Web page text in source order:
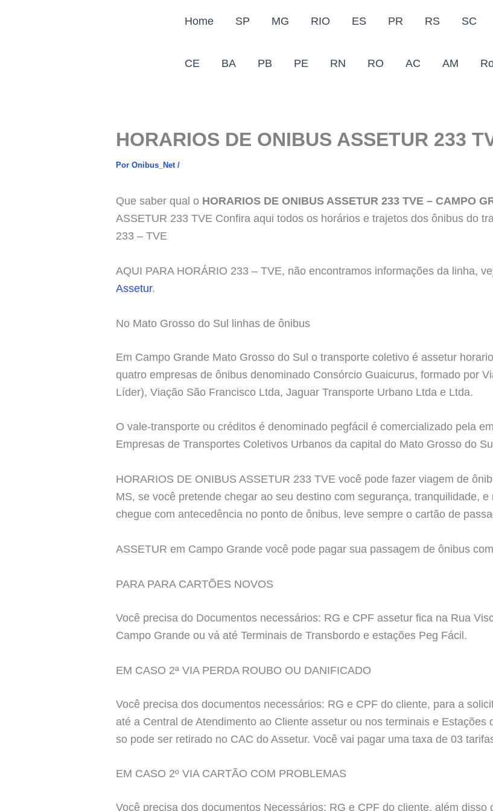
Home SP MG RIO ES PR RS SC
CE BA PB PE RN RO AC AM
HORARIOS DE ONIBUS ASSETUR 233
Por Onibus_Net /
Que saber qual o HORARIOS DE ONIBUS ASSETUR 233 TVE – CAMPO
ASSETUR 233 TVE Confira aqui todos os horários e trajetos dos ônibus do
233 – TVE
AQUI PARA HORÁRIO 233 – TVE, não encontramos informações da linha,
Assetur.
No Mato Grosso do Sul linhas de ônibus
Em Campo Grande Mato Grosso do Sul o transporte coletivo é assetur
quatro empresas de ônibus denominado Consórcio Guaicurus, formado por
Líder), Viação São Francisco Ltda, Jaguar Transporte Urbano Ltda e Ltda.
O vale-transporte ou créditos é denominado pegfácil é comercializado pela
Empresas de Transportes Coletivos Urbanos da capital do Mato Grosso do
HORARIOS DE ONIBUS ASSETUR 233 TVE você pode fazer viagem de
MS, se você pretende chegar ao seu destino com segurança, tranquilidade,
chegue com antecedência no ponto de ônibus, leve sempre o cartão de
ASSETUR em Campo Grande você pode pagar sua passagem de ônibus
PARA PARA CARTÕES NOVOS
Você precisa do Documentos necessários: RG e CPF assetur fica na Rua
Campo Grande ou vá até Terminais de Transbordo e estações Peg Fácil.
EM CASO 2ª VIA PERDA ROUBO OU DANIFICADO
Você precisa dos documentos necessários: RG e CPF do cliente, para a
até a Central de Atendimento ao Cliente assetur ou nos terminais e
so pode ser retirado no CAC do Assetur. Você vai pagar uma taxa de 03
EM CASO 2º VIA CARTÃO COM PROBLEMAS
Você precisa dos documentos Necessários: RG e CPF do cliente, além disso